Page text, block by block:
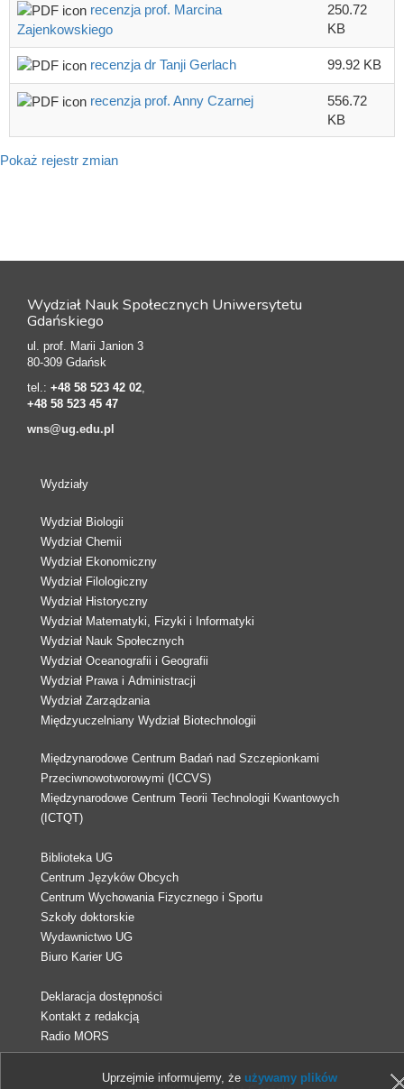
recenzja prof. Marcina
Zajenkowskiego
250.72
KB
recenzja dr Tanji Gerlach 99.92 KB
recenzja prof. Anny Czarnej
556.72
KB
Pokaż rejestr zmian
Wydział Nauk Społecznych Uniwersytetu
Gdańskiego
ul. prof. Marii Janion 3
80-309 Gdańsk
tel.: +48 58 523 42 02
+48 58 523 45 47
wns@ug.edu.pl
Wydziały
Wydział Biologii
Wydział Chemii
Wydział Ekonomiczny
Wydział Filologiczny
Wydział Historyczny
Wydział Matematyki, Fizyki i Informatyki
Wydział Nauk Społecznych
Wydział Oceanografii i Geografii
Wydział Prawa i Administracji
Wydział Zarządzania
Międzyuczelniany Wydział Biotechnologii
Międzynarodowe Centrum Badań nad Szczepionkami
Przeciwnowotworowymi (ICCVS)
Międzynarodowe Centrum Teorii Technologii Kwantowych
(ICTQT)
Biblioteka UG
Centrum Języków Obcych
Centrum Wychowania Fizycznego i Sportu
Szkoły doktorskie
Wydawnictwo UG
Biuro Karier UG
Deklaracja dostępności
Kontakt z redakcją
Radio MORS
Uprzejmie informujemy, że używamy plików